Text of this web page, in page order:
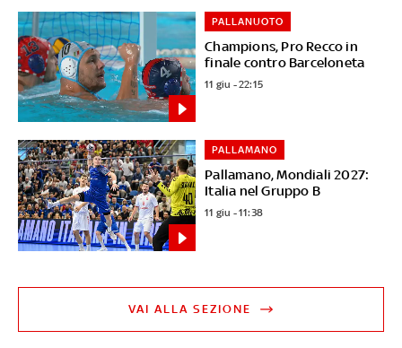
Champions, Pro Recco in
finale contro Barceloneta
PALLANUOTO
11 giu - 22:15
Pallamano, Mondiali 2027:
Italia nel Gruppo B
PALLAMANO
11 giu - 11:38
VAI ALLA SEZIONE